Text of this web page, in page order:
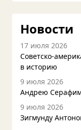
Новости
17 июля 2026
Советско-
в историю
9 июля 2026
Андрею
9 июля 2026
Зигмунду